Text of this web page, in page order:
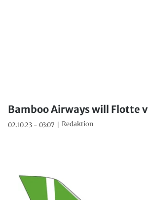
Bamboo Airways will Flotte
02.10.23 - 03:07 Redaktion